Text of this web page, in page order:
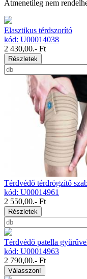
Átmenetileg nem
Elasztikus térdszorító
kód: U00014038
2 430,00.- Ft
Részletek
Térdvédő térdrögzítő
kód: U00014961
2 550,00.- Ft
Részletek
Térdvédő patella
kód: U00014963
2 790,00.- Ft
Válasszon!